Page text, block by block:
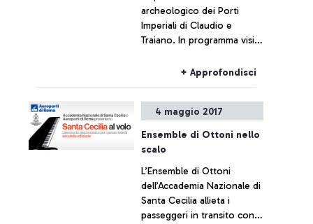
archeologico dei Porti
Imperiali di Claudio e
Traiano. In programma visite
bambini e famiglie dei
territori di Fiumicino e
Ostia. Navetta gratuita dal
Leonardo da Vinci.
+ Approfondisci
4 maggio 2017
Ensemble di Ottoni nello
scalo
L’Ensemble di Ottoni
dell’Accademia Nazionale di
Santa Cecilia allieta i
passeggeri in transito con